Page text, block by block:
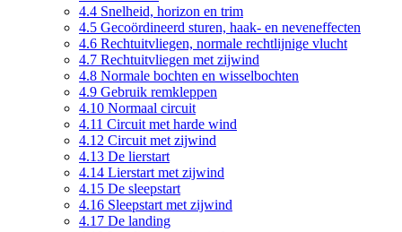
4.4 Snelheid, horizon en trim
4.5 Gecoördineerd sturen, haak- en neveneffecten
4.6 Rechtuitvliegen, normale rechtlijnige vlucht
4.7 Rechtuitvliegen met zijwind
4.8 Normale bochten en wisselbochten
4.9 Gebruik remkleppen
4.10 Normaal circuit
4.11 Circuit met harde wind
4.12 Circuit met zijwind
4.13 De lierstart
4.14 Lierstart met zijwind
4.15 De sleepstart
4.16 Sleepstart met zijwind
4.17 De landing